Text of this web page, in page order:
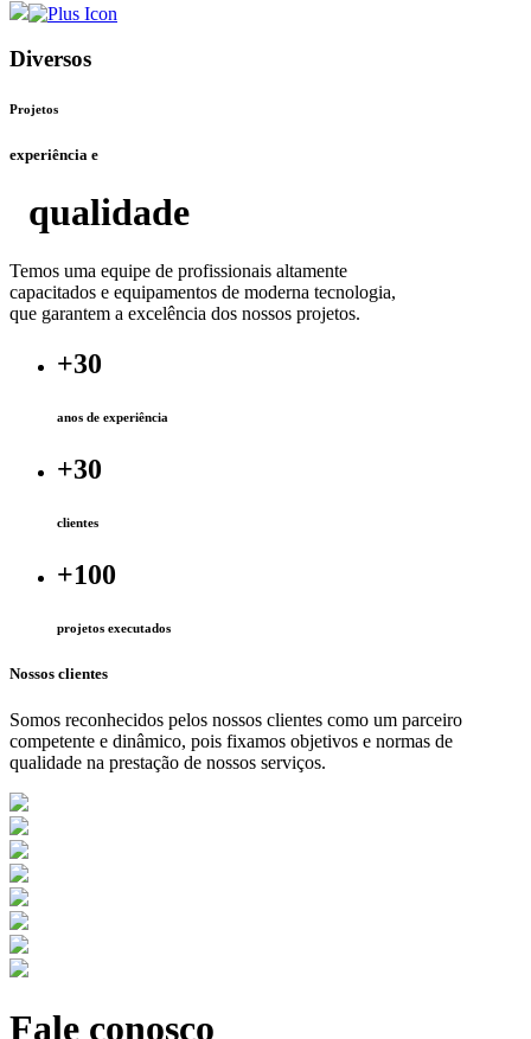
Diversos
Projetos
experiência e
qualidade
Temos uma equipe de profissionais altamente
capacitados e equipamentos de moderna tecnologia,
que garantem a excelência dos nossos projetos.
+30
anos de experiência
+30
clientes
+100
projetos executados
Nossos clientes
Somos reconhecidos pelos nossos clientes como um parceiro
competente e dinâmico, pois fixamos objetivos e normas de
qualidade na prestação de nossos serviços.
Fale conosco